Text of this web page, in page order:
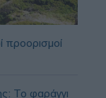
προορισμοί
Το φαράγγι